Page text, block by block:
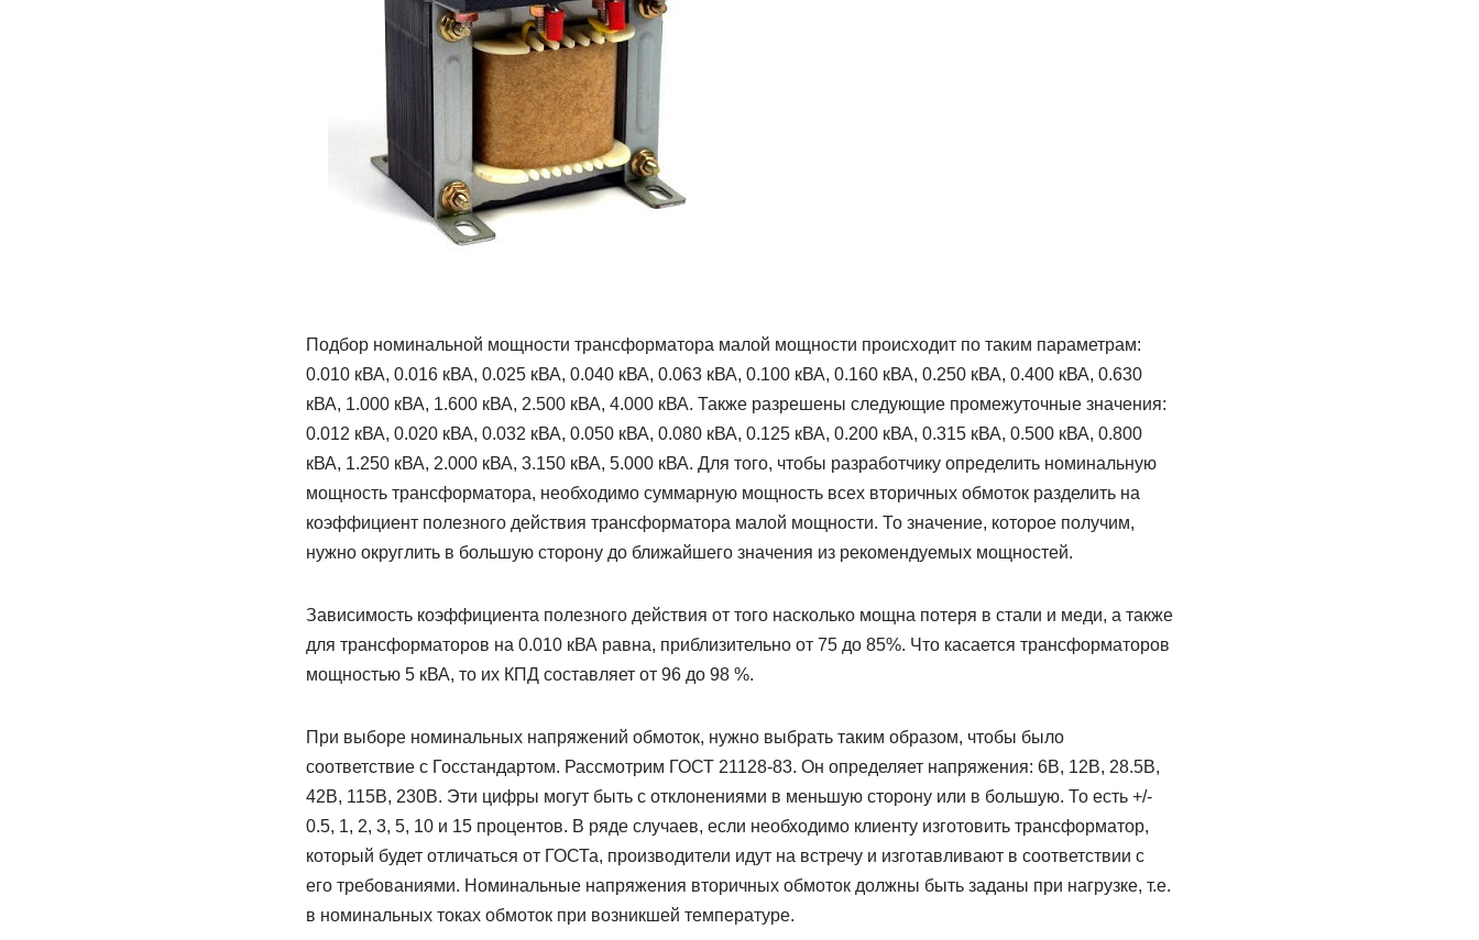
Подбор номинальной мощности трансформатора малой мощности происходит по таким параметрам:
0.010 кВА, 0.016 кВА, 0.025 кВА, 0.040 кВА, 0.063 кВА, 0.100 кВА, 0.160 кВА, 0.250 кВА, 0.400 кВА, 0.630
кВА, 1.000 кВА, 1.600 кВА, 2.500 кВА, 4.000 кВА. Также разрешены следующие промежуточные значения:
0.012 кВА, 0.020 кВА, 0.032 кВА, 0.050 кВА, 0.080 кВА, 0.125 кВА, 0.200 кВА, 0.315 кВА, 0.500 кВА, 0.800
кВА, 1.250 кВА, 2.000 кВА, 3.150 кВА, 5.000 кВА. Для того, чтобы разработчику определить номинальную
мощность трансформатора, необходимо суммарную мощность всех вторичных обмоток разделить на
коэффициент полезного действия трансформатора малой мощности. То значение, которое получим,
нужно округлить в большую сторону до ближайшего значения из рекомендуемых мощностей.
Зависимость коэффициента полезного действия от того насколько мощна потеря в стали и меди, а также
для трансформаторов на 0.010 кВА равна, приблизительно от 75 до 85%. Что касается трансформаторов
мощностью 5 кВА, то их КПД составляет от 96 до 98 %.
При выборе номинальных напряжений обмоток, нужно выбрать таким образом, чтобы было
соответствие с Госстандартом. Рассмотрим ГОСТ 21128-83. Он определяет напряжения: 6В, 12В, 28.5В,
42В, 115В, 230В. Эти цифры могут быть с отклонениями в меньшую сторону или в большую. То есть +/-
0.5, 1, 2, 3, 5, 10 и 15 процентов. В ряде случаев, если необходимо клиенту изготовить трансформатор,
который будет отличаться от ГОСТа, производители идут на встречу и изготавливают в соответствии с
его требованиями. Номинальные напряжения вторичных обмоток должны быть заданы при нагрузке, т.е.
в номинальных токах обмоток при возникшей температуре.